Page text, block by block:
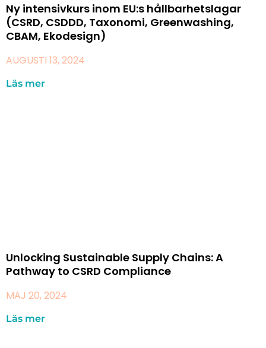
Ny intensivkurs inom EU:s hållbarhetslagar
(CSRD, CSDDD, Taxonomi, Greenwashing,
CBAM, Ekodesign)
AUGUSTI 13, 2024
Läs mer
Unlocking Sustainable Supply Chains: A
Pathway to CSRD Compliance
MAJ 20, 2024
Läs mer